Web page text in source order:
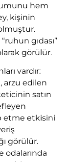
hem
kişinin
gıdası”
görülür.
vardır:
arzu edilen
satın
etme etkisini
görülür.
odalarında